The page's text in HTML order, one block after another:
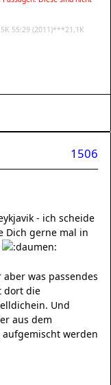
55:29 (2011)***21,1K
1506
- ich scheide
Dich gerne mal in
was passendes
dort die
Und
aus dem
werden